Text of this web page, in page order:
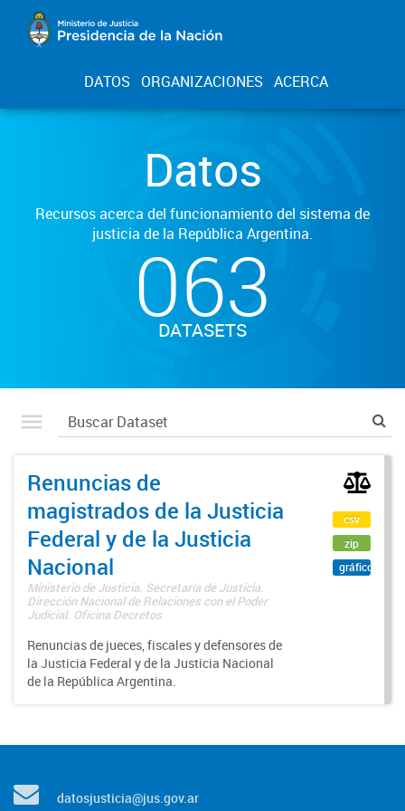
DATOS ORGANIZACIONES ACERCA
Datos
Recursos acerca del funcionamiento del sistema de
justicia de la República Argentina.
063
DATASETS
Renuncias de
magistrados de la Justicia
Federal y de la Justicia
Nacional
Ministerio de Justicia. Secretaría de Justicia.
Dirección Nacional de Relaciones con el Poder
Judicial. Oficina Decretos
Renuncias de jueces, fiscales y defensores de
la Justicia Federal y de la Justicia Nacional
de la República Argentina.
csv
zip
gráfico
datosjusticia@jus.gov.ar